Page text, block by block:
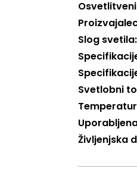
Slog svetila
Svetlobni
Življenjska